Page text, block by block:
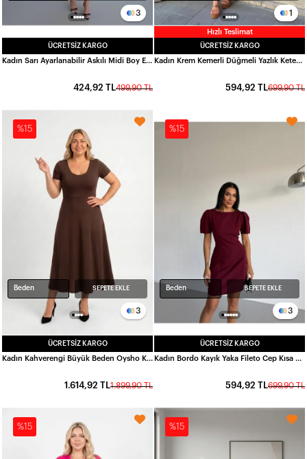
3
ÜCRETSIZ KARGO
Kadın Sarı Ayarlanabilir Askılı Midi Boy Elbise HZL25S-FRY122921
499,90 TL
424,92 TL
Hızlı Teslimat
1
ÜCRETSIZ KARGO
Kadın Krem Kemerli Düğmeli Yazlık Keten Viskon Elbise HZL23S-BD123891
699,90 TL
594,92 TL
%15
3
Beden SEPETE EKLE
ÜCRETSIZ KARGO
Kadın Kahverengi Büyük Beden Oysho Kumaş Çapraz Sırt Elbise HZL26W-ZSS19361
1.899,90 TL
1.614,92 TL
%15
3
Beden SEPETE EKLE
ÜCRETSIZ KARGO
Kadın Bordo Kayık Yaka Fileto Cep Kısa Kollu Mini Elbise HZL26S-FRY123891
699,90 TL
594,92 TL
%15 %15